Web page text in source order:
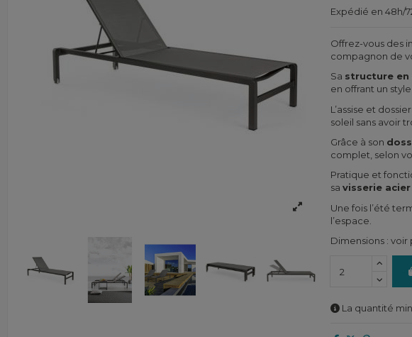
Expédié en 48h/
Offrez-vous des
compagnon de
Sa structure en
en offrant un
L’assise et
soleil sans avoir
Grâce à son
complet, selon
Pratique et
sa visserie
Une fois l’été
l’espace.
Dimensions : voir
La quantité